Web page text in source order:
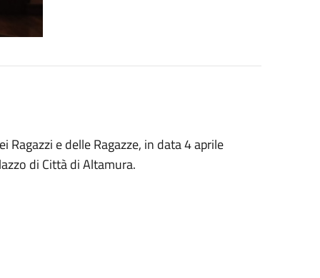
e delle Ragazze, in data 4 aprile
di Città di Altamura.